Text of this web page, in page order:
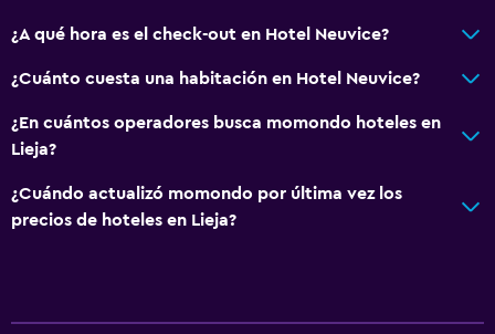
Baño privado
General
Habitaciones familiares
Habitaciones insonorizadas
Alfombrado
¿A qué hora es el check-out en Hotel Neuvice?
¿Cuánto cuesta una habitación en Hotel Neuvice?
¿En cuántos operadores busca momondo hoteles en
Lieja?
¿Cuándo actualizó momondo por última vez los
precios de hoteles en Lieja?